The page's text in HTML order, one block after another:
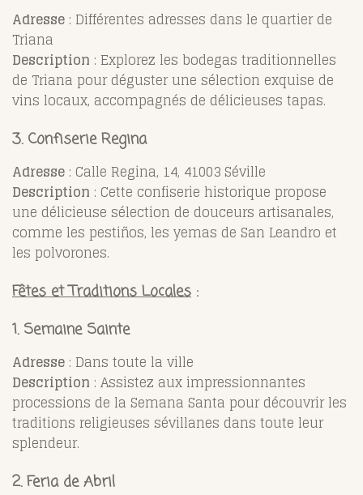
Adresse : Différentes adresses dans le quartier de
Triana
Description : Explorez les bodegas traditionnelles
de Triana pour déguster une sélection exquise de
vins locaux, accompagnés de délicieuses tapas.
3. Confiserie Regina
Adresse : Calle Regina, 14, 41003 Séville
Description : Cette confiserie historique propose
une délicieuse sélection de douceurs artisanales,
comme les pestiños, les yemas de San Leandro et
les polvorones.
Fêtes et Traditions Locales :
1. Semaine Sainte
Adresse : Dans toute la ville
Description : Assistez aux impressionnantes
processions de la Semana Santa pour découvrir les
traditions religieuses sévillanes dans toute leur
splendeur.
2. Feria de Abril